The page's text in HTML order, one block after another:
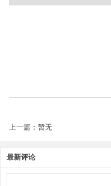
上一篇：暂无
最新评论